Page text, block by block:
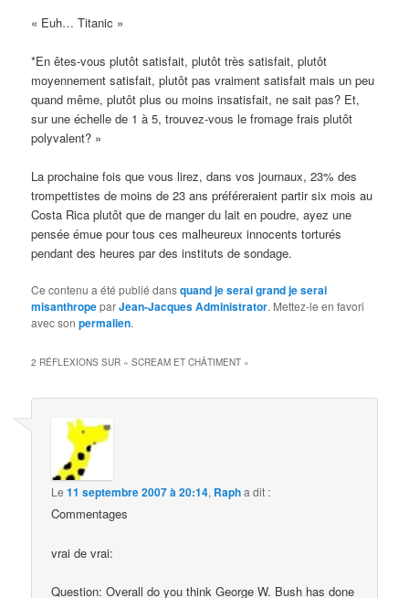
« Euh… Titanic »
*En êtes-vous plutôt satisfait, plutôt très satisfait, plutôt
moyennement satisfait, plutôt pas vraiment satisfait mais un peu
quand même, plutôt plus ou moins insatisfait, ne sait pas? Et,
sur une échelle de 1 à 5, trouvez-vous le fromage frais plutôt
polyvalent? »
La prochaine fois que vous lirez, dans vos journaux, 23% des
trompettistes de moins de 23 ans préféreraient partir six mois au
Costa Rica plutôt que de manger du lait en poudre, ayez une
pensée émue pour tous ces malheureux innocents torturés
pendant des heures par des instituts de sondage.
Ce contenu a été publié dansquand je serai grand je serai
misanthropeparJean-Jacques Administrator. Mettez-le en favori
avec sonpermalien.
2 RÉFLEXIONS SUR «SCREAM ET CHÂTIMENT »
Le11 septembre 2007 à 20:14, Rapha dit :
Commentages
vrai de vrai:
Question: Overall do you think George W. Bush has done